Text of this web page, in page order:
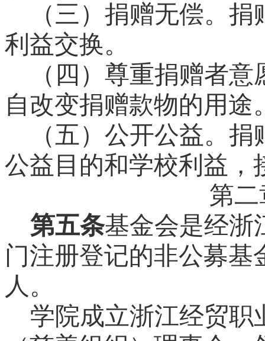
（三）捐赠无偿。 捐
利益交换。
（四）尊重捐赠者意
自改变捐赠款物的用途
（五）公开公益。 捐
公益目的和学校利益，
第
第五条基金会是经浙
门注册登记的非公募
人。
学院成立浙江经贸职